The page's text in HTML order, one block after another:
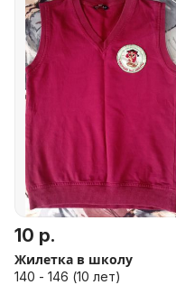
10 р.
Жилетка в школу
140 - 146 (10 лет)